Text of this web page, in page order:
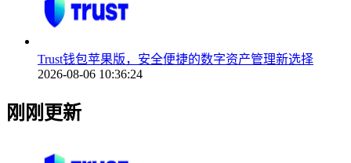
Trust钱包苹果版，安全便捷的数字资产管理新选择
2026-08-06 10:36:24
刚刚更新